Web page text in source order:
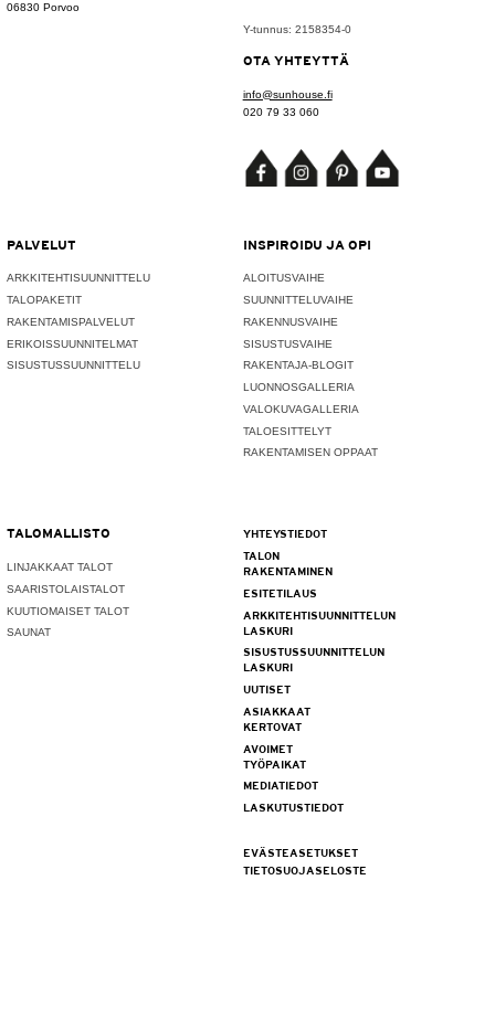
06830 Porvoo
Y-tunnus: 2158354-0
OTA YHTEYTTÄ
info@sunhouse.fi
020 79 33 060
PALVELUT
ARKKITEHTISUUNNITTELU
TALOPAKETIT
RAKENTAMISPALVELUT
ERIKOISSUUNNITELMAT
SISUSTUSSUUNNITTELU
INSPIROIDU JA OPI
ALOITUSVAIHE
SUUNNITTELUVAIHE
RAKENNUSVAIHE
SISUSTUSVAIHE
RAKENTAJA-BLOGIT
LUONNOSGALLERIA
VALOKUVAGALLERIA
TALOESITTELYT
RAKENTAMISEN OPPAAT
TALOMALLISTO
LINJAKKAAT TALOT
SAARISTOLAISTALOT
KUUTIOMAISET TALOT
SAUNAT
YHTEYSTIEDOT
TALON
RAKENTAMINEN
ESITETILAUS
ARKKITEHTISUUNNITTELUN
LASKURI
SISUSTUSSUUNNITTELUN
LASKURI
UUTISET
ASIAKKAAT
KERTOVAT
AVOIMET
TYÖPAIKAT
MEDIATIEDOT
LASKUTUSTIEDOT
EVÄSTEASETUKSET
TIETOSUOJASELOSTE